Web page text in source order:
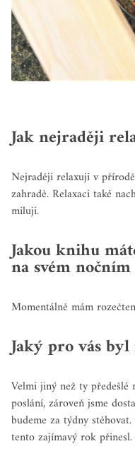
Jak nejraději
Nejraději relaxuji v
zahradě. Relaxaci také
miluji.
Jakou knihu
na svém
Momentálně mám
Jaký pro vás
Velmi jiný než ty
poslání, zároveň jsme
budeme za týdny
tento zajímavý rok přinesl.